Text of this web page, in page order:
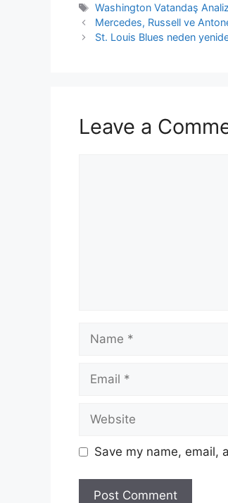
Tags
Washington Vatandaş
Mercedes, Russell ve
St. Louis Blues neden
Leave a
Name
Email
Website
Save my name, email,